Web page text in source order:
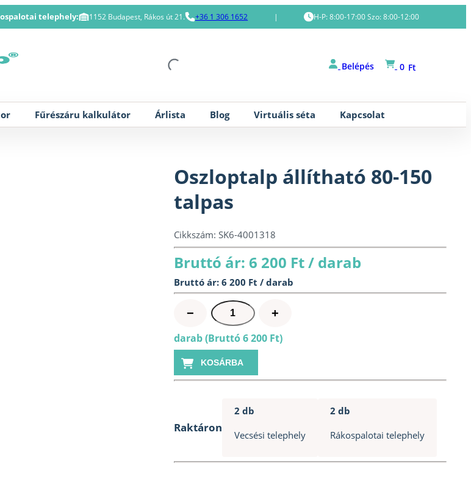
telephely: 1152 Budapest, Rákos út 21. +36 1 306 1652 | H-P: 8:00-17:00 Szo: 8:00-12:00
Belépés 0 Ft
Fűrészáru kalkulátor Árlista Blog Virtuális séta Kapcsolat
Oszloptalp állítható 80-150
talpas
Cikkszám: SK6-4001318
Bruttó ár: 6 200 Ft / darab
Bruttó ár: 6 200 Ft / darab
−
Oszloptalp
állítható
80-
150
talpas
mennyiség
+
darab (Bruttó 6 200 Ft)
KOSÁRBA
Raktáron
2 db
Vecsési telephely
2 db
Rákospalotai telephely